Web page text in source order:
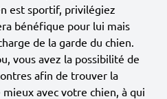
est sportif, privilégiez
bénéfique pour lui mais
de la garde du chien.
vous avez la possibilité de
afin de trouver la
avec votre chien, à qui